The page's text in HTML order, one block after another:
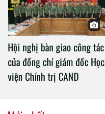
Hội nghị bàn giao công tác
của đồng chí giám đốc Học
viện Chính trị CAND